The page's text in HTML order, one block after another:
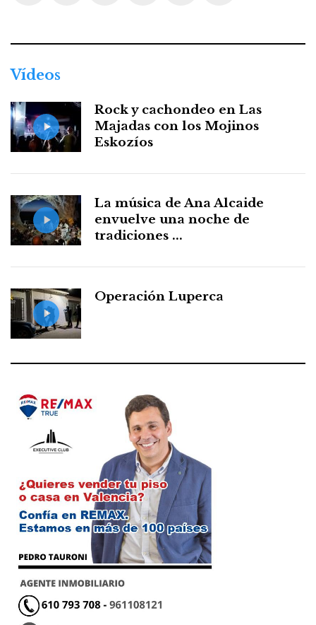
Vídeos
Rock y cachondeo en Las
Majadas con los Mojinos
Eskozíos
La música de Ana Alcaide
envuelve una noche de
tradiciones ...
Operación Luperca